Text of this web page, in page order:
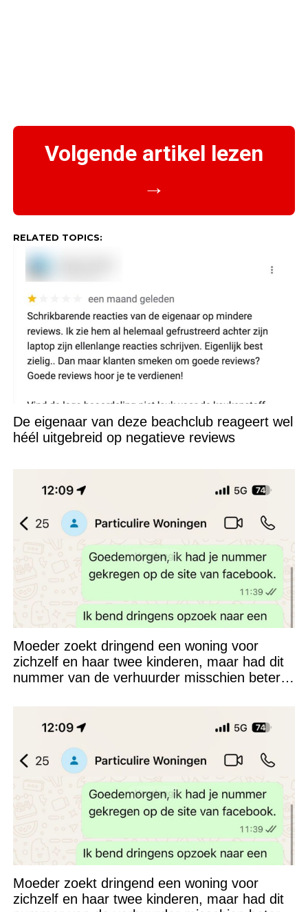
Volgende artikel lezen
→
RELATED TOPICS:
De eigenaar van deze beachclub reageert wel
héél uitgebreid op negatieve reviews
Moeder zoekt dringend een woning voor
zichzelf en haar twee kinderen, maar had dit
nummer van de verhuurder misschien beter
Moeder zoekt dringend een woning voor
zichzelf en haar twee kinderen, maar had dit